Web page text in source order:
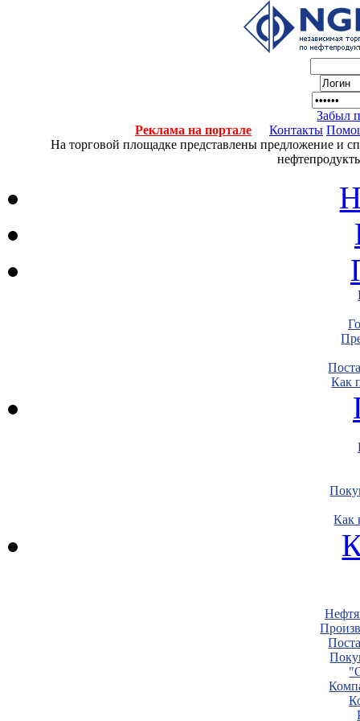
Забыл
Реклама на портале
Контакты
На торговой площадке представлены предложение и
Как
Как